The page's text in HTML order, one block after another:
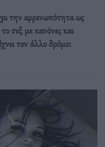
την αρρενωπότητα ως
σεξ με κανόνες και
τον άλλο δρόμο: